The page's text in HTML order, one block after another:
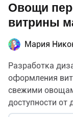
Овощи
витрины
Мария
Разработка
оформления
свежими
доступности от